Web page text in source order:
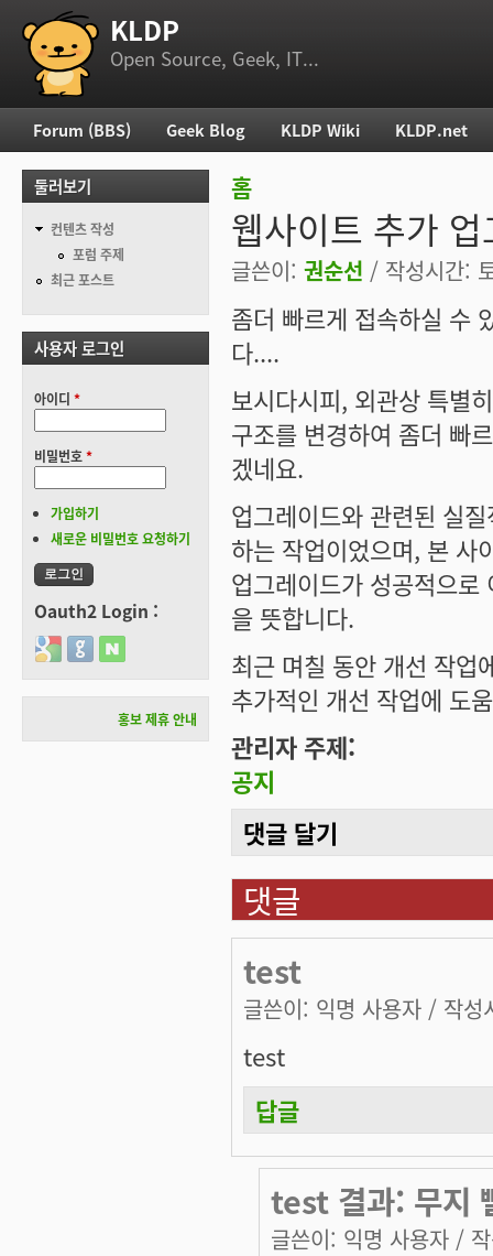
부 메뉴 KLDP
Open Source, Geek, IT...
현재 위치
홈
웹사이트 추가
글쓴이: 권순선 / 작성시간:
좀더 빠르게 접속하실 수
다....
보시다시피, 외관상 특별
구조를 변경하여 좀더 빠
겠네요.
업그레이드와 관련된 실
하는 작업이었으며, 본
업그레이드가 성공적으
을 뜻합니다.
최근 며칠 동안 개선 작
추가적인 개선 작업에 도
관리자 주제:
공지
댓글 달기
댓글
test
글쓴이: 익명 사용자 / 작성
test
답글
test 결과: 무지
글쓴이: 익명 사용자 /
주 메뉴
Forum (BBS) Geek Blog KLDP Wiki KLDP.net
둘러보기
컨텐츠 작성
포럼 주제
최근 포스트
사용자 로그인
아이디 *
비밀번호*
가입하기
새로운 비밀번호 요청하기
Oauth2 Login :
Login with Google
Login with GitHub
Login with Naver
홍보 제휴 안내